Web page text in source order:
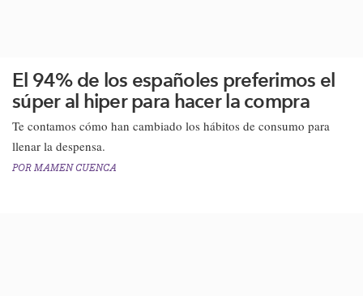
El 94% de los españoles preferimos el
súper al hiper para hacer la compra
Te contamos cómo han cambiado los hábitos de consumo para
llenar la despensa.​
POR MAMEN CUENCA